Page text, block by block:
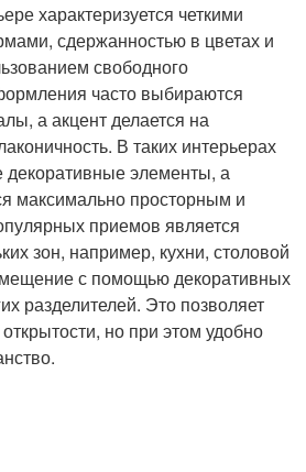
характеризуется четкими
сдержанностью в цветах и
свободного
часто выбираются
а акцент делается на
В таких интерьерах
элементы, а
максимально просторным и
приемов является
зон, например, кухни, столовой
с помощью декоративных
разделителей. Это позволяет
но при этом удобно